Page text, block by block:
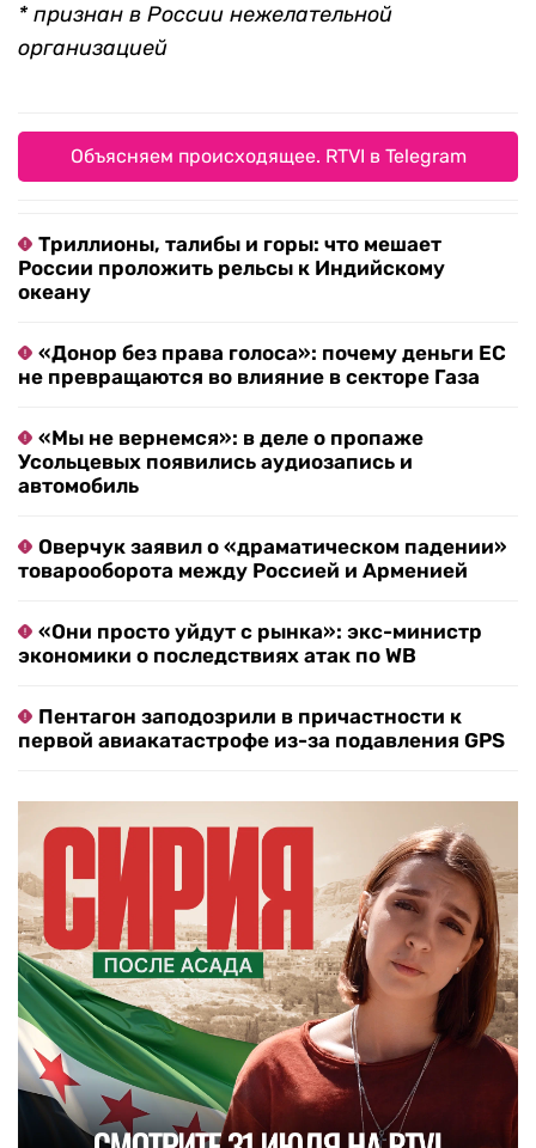
* признан в России нежелательной
организацией
Объясняем происходящее. RTVI в Telegram
Триллионы, талибы и горы: что мешает
России проложить рельсы к Индийскому
океану
«Донор без права голоса»: почему деньги ЕС
не превращаются во влияние в секторе Газа
«Мы не вернемся»: в деле о пропаже
Усольцевых появились аудиозапись и
автомобиль
Оверчук заявил о «драматическом падении»
товарооборота между Россией и Арменией
«Они просто уйдут с рынка»: экс-министр
экономики о последствиях атак по WB
Пентагон заподозрили в причастности к
первой авиакатастрофе из-за подавления GPS